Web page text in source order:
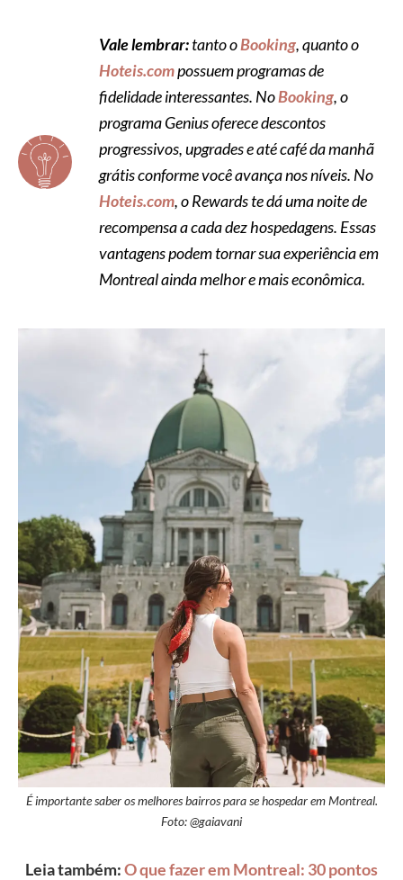
Vale lembrar:tanto oBooking, quanto o
Hoteis.compossuem programas de
fidelidade interessantes. NoBooking, o
programa Genius oferece descontos
progressivos, upgrades e até café da manhã
grátis conforme você avança nos níveis. No
Hoteis.com, o Rewards te dá uma noite de
recompensa a cada dez hospedagens. Essas
vantagens podem tornar sua experiência em
Montreal ainda melhor e mais econômica.
É importante saber os melhores bairros para se hospedar em Montreal.
Foto: @gaiavani
Leia também:O que fazer em Montreal: 30 pontos